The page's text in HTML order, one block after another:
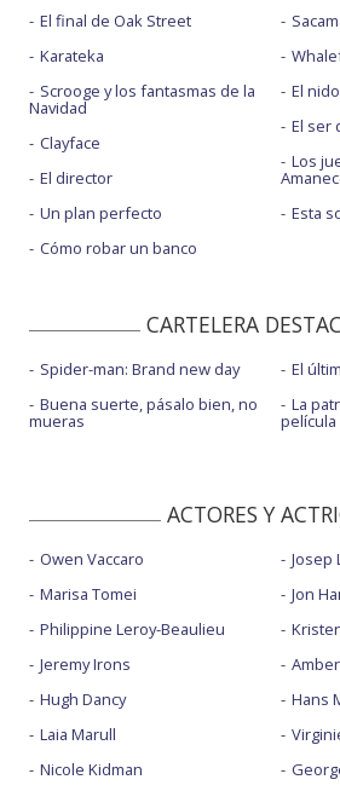
El final de Oak Street
Karateka
Scrooge y los fantasmas de la
Navidad
Clayface
El director
Un plan perfecto
Cómo robar un banco
El nido
El ser
Los
Esta
CARTELERA
Spider-man: Brand new day
Buena suerte, pásalo bien, no
mueras
El
La
película
ACTORES Y
Owen Vaccaro
Marisa Tomei
Philippine Leroy-Beaulieu
Jeremy Irons
Hugh Dancy
Laia Marull
Nicole Kidman
Josep
Jon
Hans